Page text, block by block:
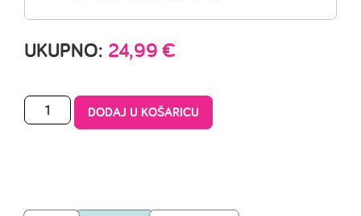
UKUPNO: 24,99€
DODAJ U KOŠARICU